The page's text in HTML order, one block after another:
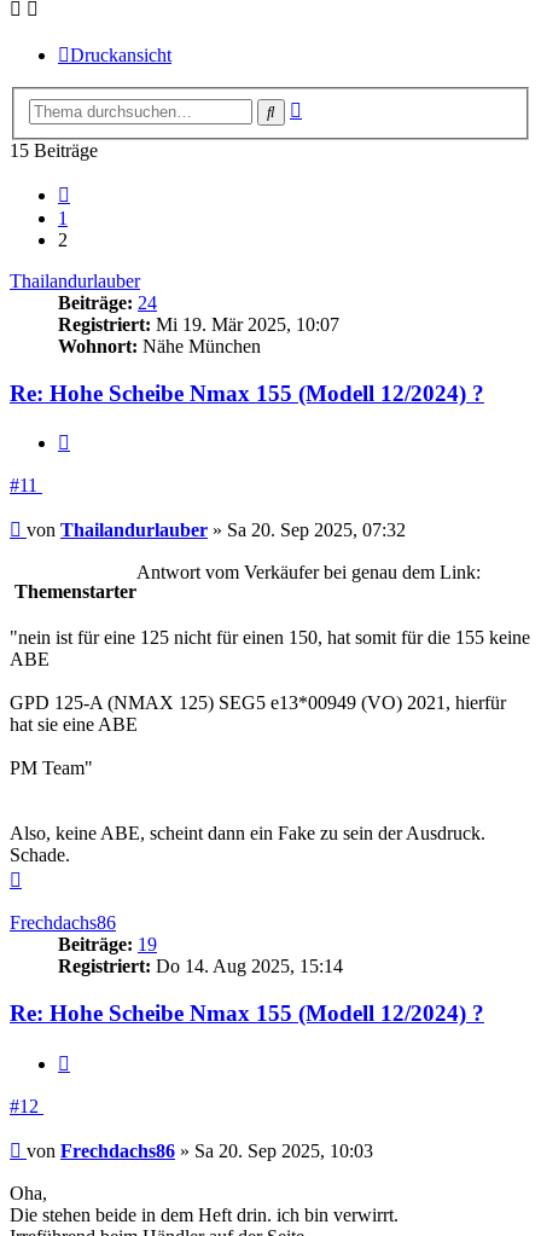
Druckansicht
Suche
15 Beiträge
1
2
Thailandurlauber
Beiträge: 24
Registriert: Mi 19. Mär 2025, 10:07
Wohnort: Nähe München
Re: Hohe Scheibe Nmax 155 (Modell 12/2024) ?
#11
Beitrag
von Thailandurlauber » Sa 20. Sep 2025, 07:32
Themenstarter
Antwort vom Verkäufer bei genau dem Link:
"nein ist für eine 125 nicht für einen 150, hat somit für die 155 keine
ABE
GPD 125-A (NMAX 125) SEG5 e13*00949 (VO) 2021, hierfür
hat sie eine ABE
PM Team"
Also, keine ABE, scheint dann ein Fake zu sein der Ausdruck.
Schade.
Frechdachs86
Beiträge: 19
Registriert: Do 14. Aug 2025, 15:14
Re: Hohe Scheibe Nmax 155 (Modell 12/2024) ?
#12
Beitrag
von Frechdachs86 » Sa 20. Sep 2025, 10:03
Oha,
Die stehen beide in dem Heft drin. ich bin verwirrt.